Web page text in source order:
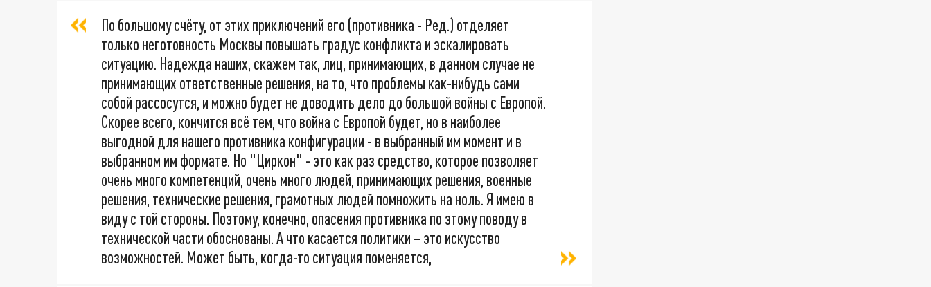
По большому счёту, от этих приключений его (противника - Ред.) отделяет
только неготовность Москвы повышать градус конфликта и эскалировать
ситуацию. Надежда наших, скажем так, лиц, принимающих, в данном случае не
принимающих ответственные решения, на то, что проблемы как-нибудь сами
собой рассосутся, и можно будет не доводить дело до большой войны с Европой.
Скорее всего, кончится всё тем, что война с Европой будет, но в наиболее
выгодной для нашего противника конфигурации - в выбранный им момент и в
выбранном им формате. Но "Циркон" - это как раз средство, которое позволяет
очень много компетенций, очень много людей, принимающих решения, военные
решения, технические решения, грамотных людей помножить на ноль. Я имею в
виду с той стороны. Поэтому, конечно, опасения противника по этому поводу в
технической части обоснованы. А что касается политики – это искусство
возможностей. Может быть, когда-то ситуация поменяется,